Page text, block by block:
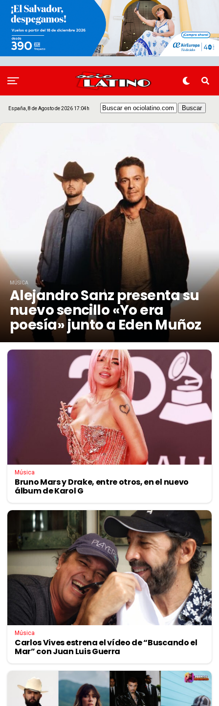
España, 8 de Agosto de 2026 17:04h
MÚSICA
Alejandro Sanz presenta su
nuevo sencillo «Yo era
poesía» junto a Eden Muñoz
Música
Bruno Mars y Drake, entre otros, en el nuevo
álbum de Karol G
Música
Carlos Vives estrena el vídeo de “Buscando el
Mar” con Juan Luis Guerra